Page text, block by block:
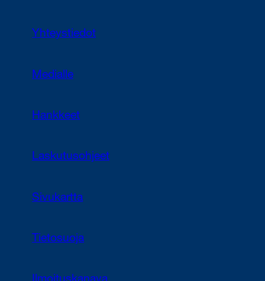
Yhteystiedot
Medialle
Hankkeet
Laskutusohjeet
Sivukartta
Tietosuoja